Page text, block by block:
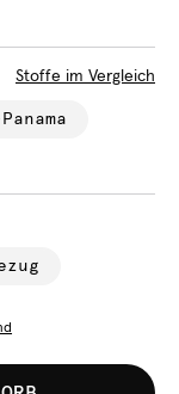
Stoffe im Vergleich